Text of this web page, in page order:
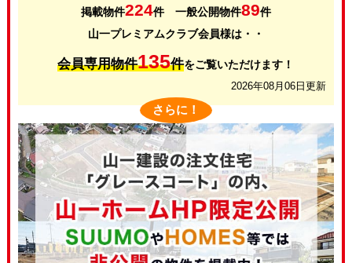
掲載物件224件 一般公開物件89件
山一プレミアムクラブ会員様は・・
会員専用物件135件をご覧いただけます！
2026年08月06日更新
さらに！